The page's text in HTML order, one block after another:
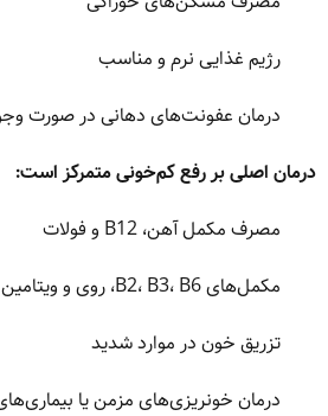
رژیم غذایی نرم و مناسب
درمان عفونت‌های دهانی در صورت
درمان اصلی بر رفع کم‌خونی متمرکز است:
مصرف مکمل آهن، B12 و فولات
مکمل‌های B2، B3، B6، روی و ویتامین E در صورت کمبود
تزریق خون در موارد شدید
درمان خونریزی‌های مزمن یا